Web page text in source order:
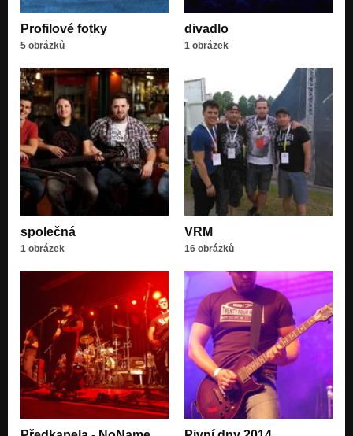
Profilové fotky
5 obrázků
divadlo
1 obrázek
společná
1 obrázek
VRM
16 obrázků